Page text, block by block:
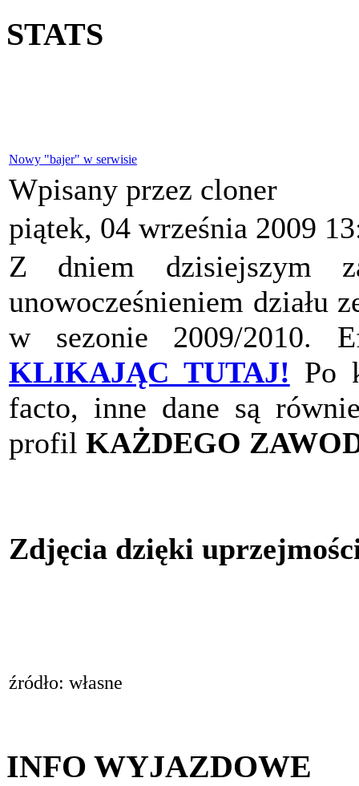
STATS
Nowy "bajer" w serwisie
Wpisany przez cloner
piątek, 04 września 2009
Z dniem dzisiejszym
unowocześnieniem działu
w sezonie 2009/2010.
KLIKAJĄC TUTAJ! Po
facto, inne dane są
profil KAŻDEGO
Zdjęcia dzięki
źródło: własne
INFO WYJAZDOWE